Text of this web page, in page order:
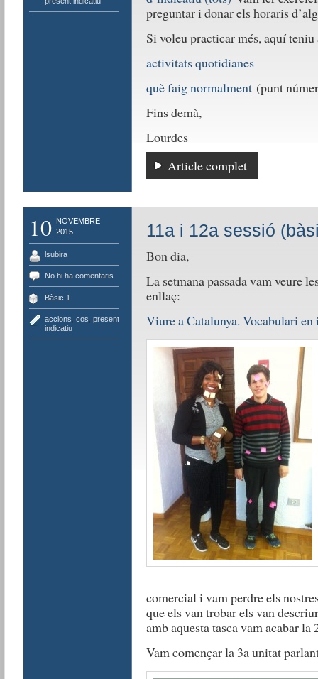
preguntar i donar els horaris
Si voleu practicar més, aquí teniu
activitats quotidianes
què faig normalment(punt
Fins demà,
Lourdes
Article complet
10
NOVEMBRE
2015
lsubira
No hi ha comentaris
Bàsic 1
accions cos present
indicatiu
11a i 12a sessió
Bon dia,
La setmana passada vam veure
enllaç:
Viure a Catalunya. Vocabulari en
comercial i vam perdre els
que els van trobar els van
amb aquesta tasca vam acabar la
Vam començar la 3a unitat